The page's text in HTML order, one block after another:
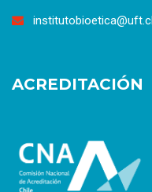
institutobioetica@uft.cl
ACREDITACIÓN